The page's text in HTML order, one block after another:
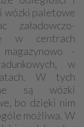
wózki paletowe
w centrach
-
w
W tych
są wózki
bo dzięki nim
możliwa. W